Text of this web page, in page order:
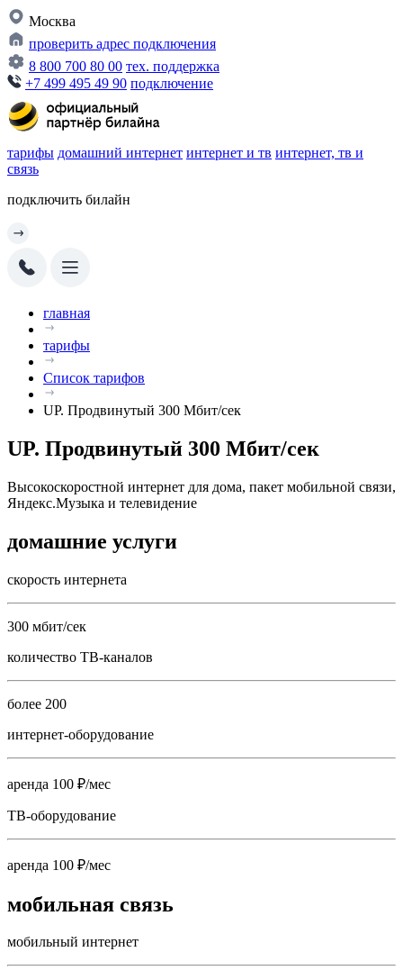
Москва
проверить адрес подключения
8 800 700 80 00 тех. поддержка
+7 499 495 49 90 подключение
тарифы домашний интернет интернет и тв интернет, тв и
связь
подключить билайн
главная
тарифы
Список тарифов
UP. Продвинутый 300 Мбит/сек
UP. Продвинутый 300 Мбит/сек
Высокоскоростной интернет для дома, пакет мобильной связи,
Яндекс.Музыка и телевидение
домашние услуги
скорость интернета
300 мбит/сек
количество ТВ-каналов
более 200
интернет-оборудование
аренда 100 ₽/мес
ТВ-оборудование
аренда 100 ₽/мес
мобильная связь
мобильный интернет